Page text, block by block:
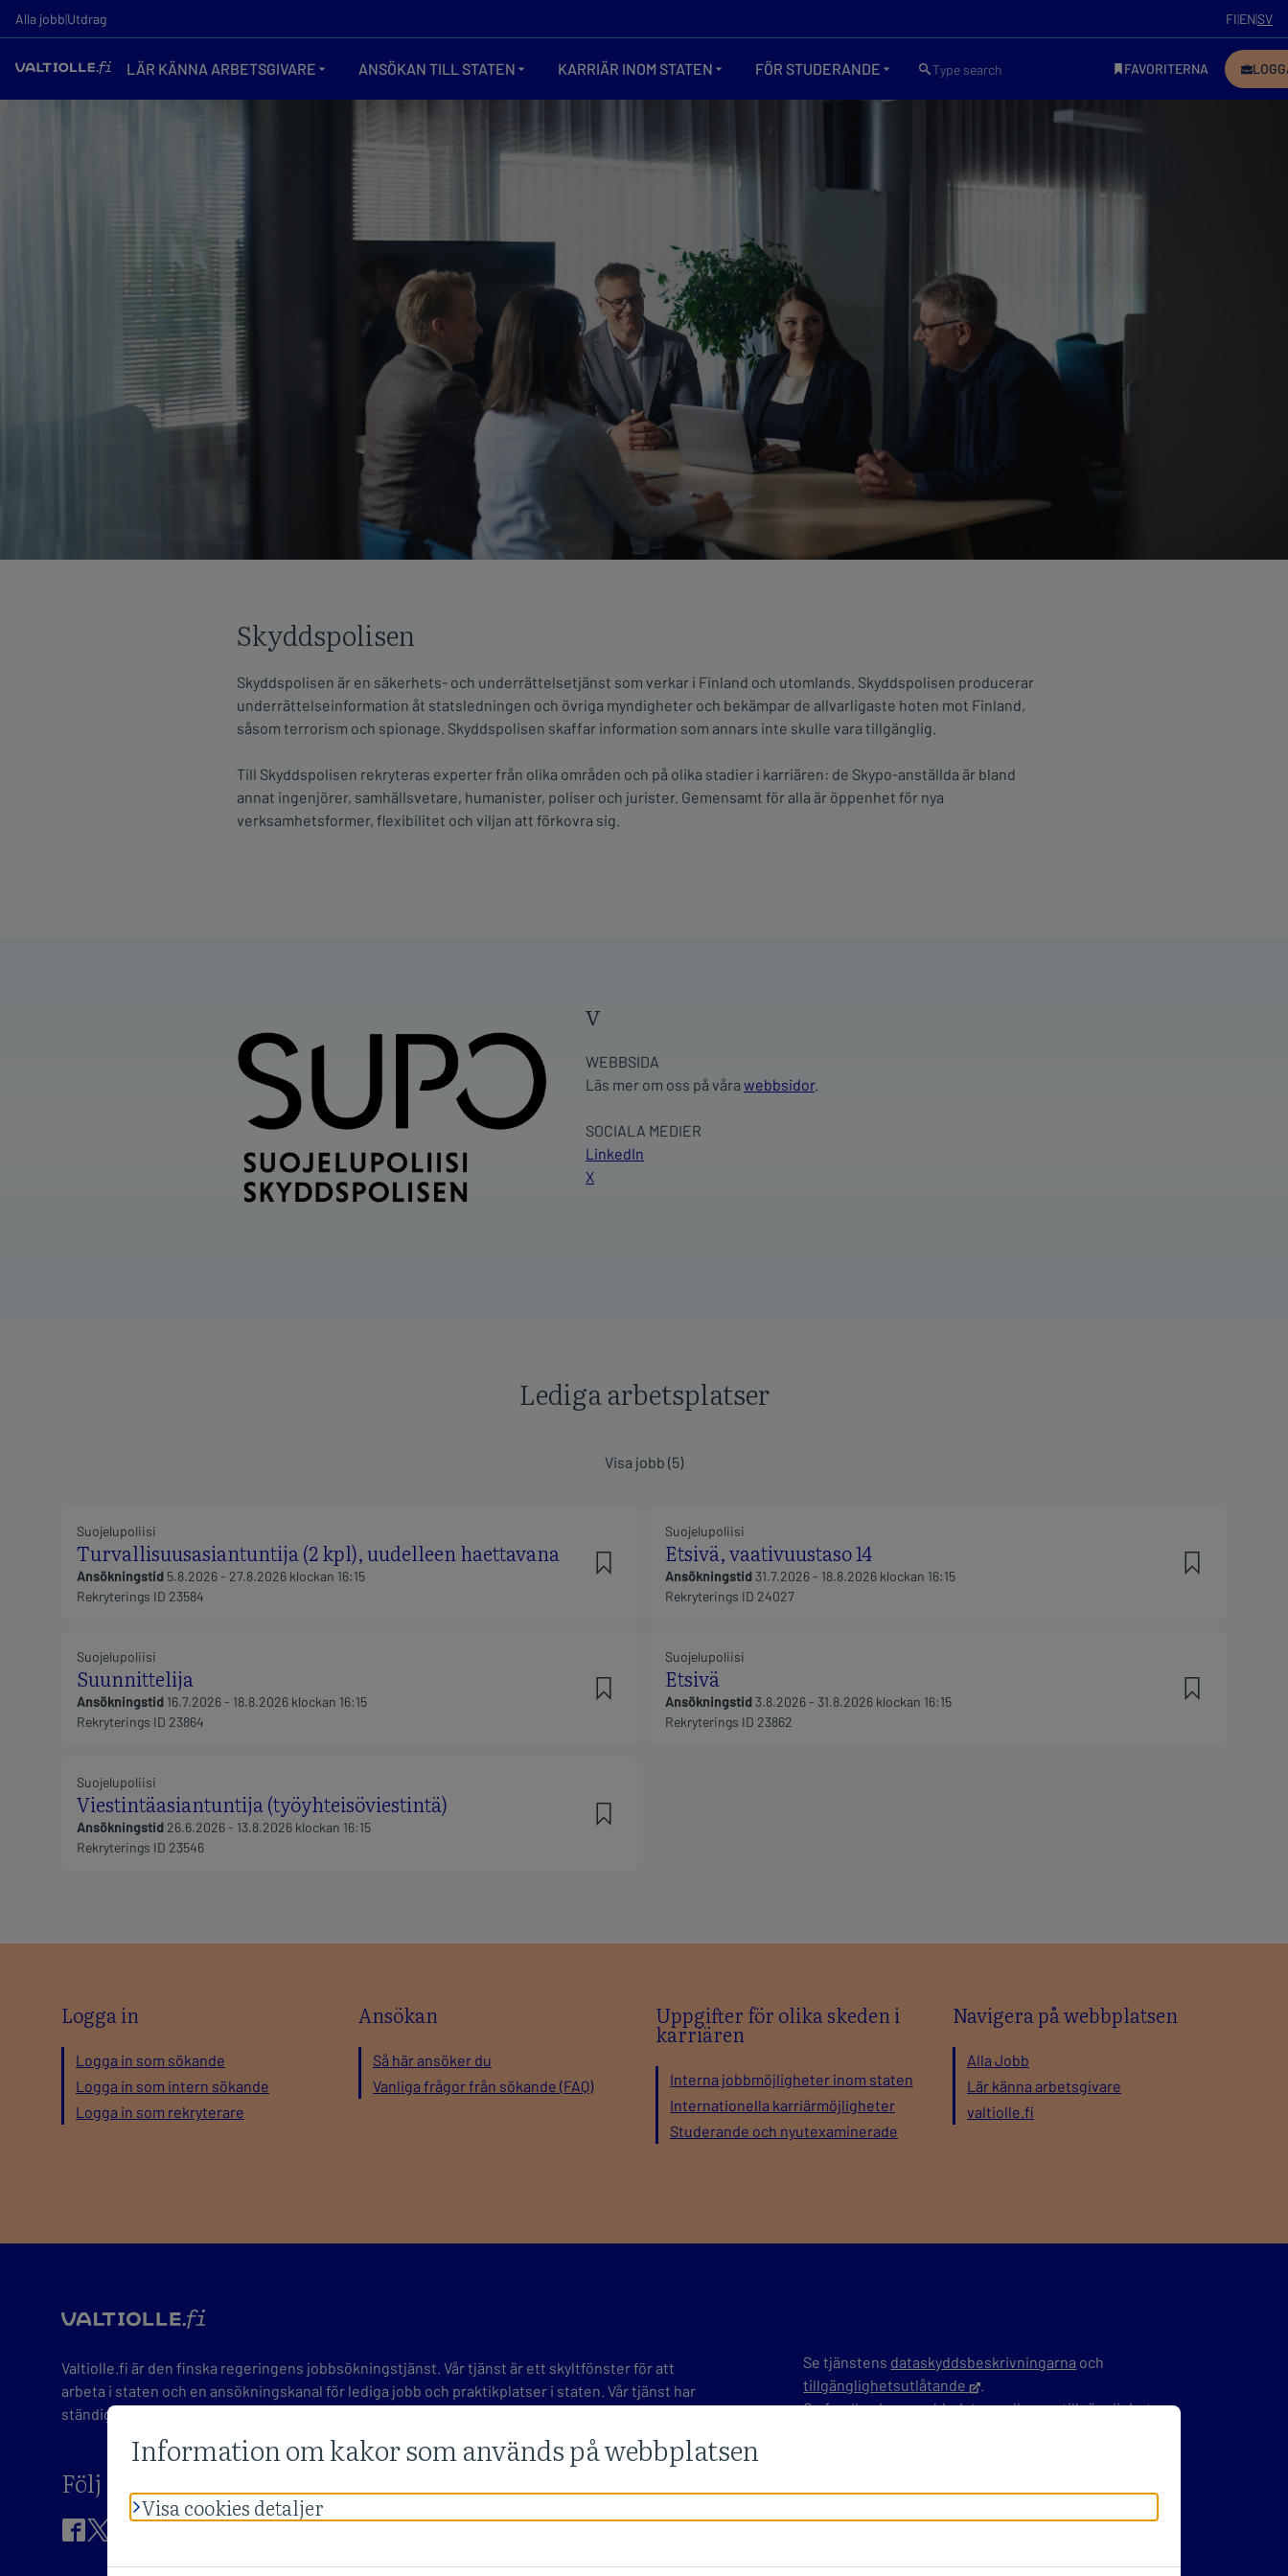
Skyddspolisen
Skyddspolisen är en säkerhets- och underrättelsetjänst som verkar i Finland och utomlands. Skyddspolisen producerar
underrättelseinformation åt statsledningen och övriga myndigheter och bekämpar de allvarligaste hoten mot Finland,
såsom terrorism och spionage. Skyddspolisen skaffar information som annars inte skulle vara tillgänglig.
Till Skyddspolisen rekryteras experter från olika områden och på olika stadier i karriären: de Skypo-anställda är bland
annat ingenjörer, samhällsvetare, humanister, poliser och jurister. Gemensamt för alla är öppenhet för nya
verksamhetsformer, flexibilitet och viljan att förkovra sig.
v
WEBBSIDA
Läs mer om oss på våra webbsidor.
SOCIALA MEDIER
LinkedIn
X
Lediga arbetsplatser
Logga in
Logga in som sökande
Logga in som intern sökande
Logga in som rekryterare
Ansökan
Så här ansöker du
Vanliga frågor från sökande (FAQ)
Uppgifter för olika skeden i
karriären
Interna jobbmöjligheter inom staten
Internationella karriärmöjligheter
Studerande och nyutexaminerade
Navigera på webbplatsen
Alla Jobb
Lär känna arbetsgivare
valtiolle.fi
valtio
Valtiolle.fi är den finska regeringens jobbsökningstjänst. Vår tjänst är ett skyltfönster för att
arbeta i staten och en ansökningskanal för lediga jobb och praktikplatser i staten. Vår tjänst har
ständigt hundratals lediga tjänster för mångsidiga arbetsuppgifter i Finland och utomlands.
Följ oss på sociala medier
BESÖK VALTIOLLE.FI FACEBOOK-SIDAN
BESÖK VALTIOLLE.FI X-SIDAN
BESÖK VALTIOLLE.FI LINKEDIN-SIDAN
Se tjänstens dataskyddsbeskrivningarna och
tillgänglighetsutlåtande
.
Gefeedbackom webbplatsen eller om tillgänglighet.